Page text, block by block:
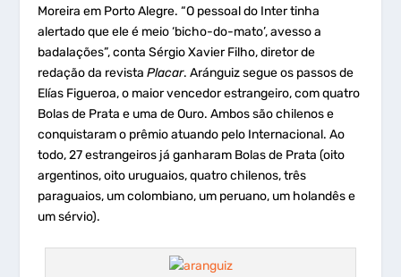
Moreira em Porto Alegre. “O pessoal do Inter tinha
alertado que ele é meio ‘bicho-do-mato’, avesso a
badalações”, conta Sérgio Xavier Filho, diretor de
redação da revistaPlacar. Aránguiz segue os passos de
Elías Figueroa, o maior vencedor estrangeiro, com quatro
Bolas de Prata e uma de Ouro. Ambos são chilenos e
conquistaram o prêmio atuando pelo Internacional. Ao
todo, 27 estrangeiros já ganharam Bolas de Prata (oito
argentinos, oito uruguaios, quatro chilenos, três
paraguaios, um colombiano, um peruano, um holandês e
um sérvio).